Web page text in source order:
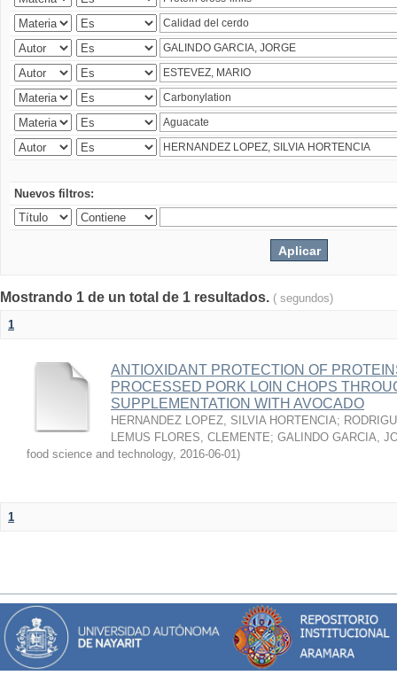
Nuevos filtros:
Mostrando 1 de un total de 1 resultados. ( segundos)
1
ANTIOXIDANT PROTECTION OF
PROCESSED PORK LOIN CHOPS
SUPPLEMENTATION WITH AVOCADO
HERNANDEZ LOPEZ, SILVIA HORTENCIA;
LEMUS FLORES, CLEMENTE; GALINDO GARCIA,
food science and technology, 2016-06-01)
1